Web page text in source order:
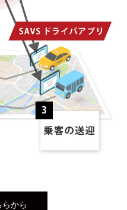
から